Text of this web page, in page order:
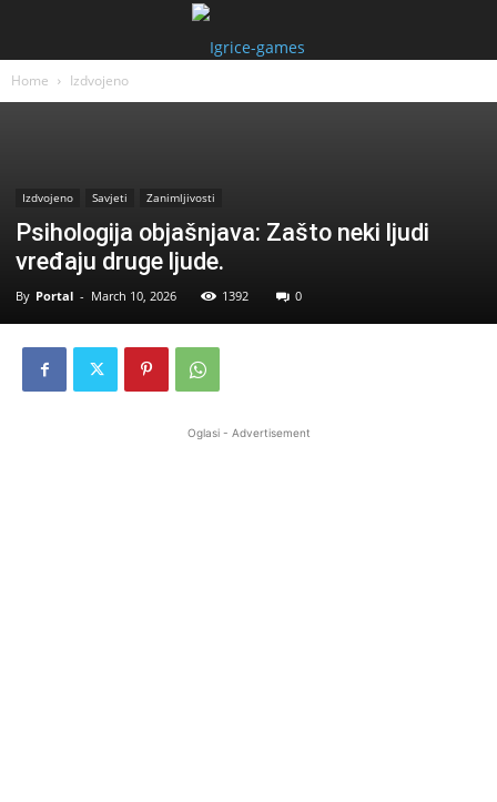
Home Izdvojeno
Izdvojeno Savjeti Zanimljivosti
Psihologija objašnjava: Zašto neki ljudi
vređaju druge ljude.
By Portal - March 10, 2026 1392 0
Oglasi - Advertisement